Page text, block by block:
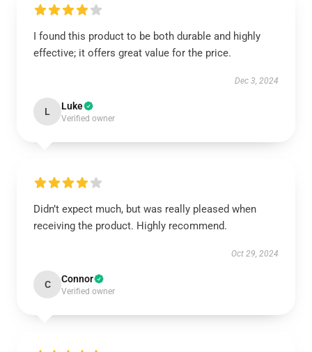
I found this product to be both durable and highly
effective; it offers great value for the price.
Dec 3, 2024
L Luke
Verified owner
Didn’t expect much, but was really pleased when
receiving the product. Highly recommend.
Oct 29, 2024
C Connor
Verified owner